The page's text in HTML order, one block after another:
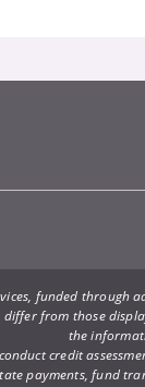
funded
from those
the
credit
payments, fund